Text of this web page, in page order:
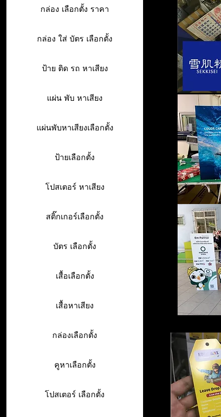
กล่อง เลือกตั้ง ราคา
กล่อง ใส่ บัตร เลือกตั้ง
ป้าย ติด รถ หาเสียง
แผ่น พับ หาเสียง
แผ่นพับหาเสียงเลือกตั้ง
ป้ายเลือกตั้ง
โปสเตอร์ หาเสียง
สติ๊กเกอร์เลือกตั้ง
บัตร เลือกตั้ง
เสื้อเลือกตั้ง
เสื้อหาเสียง
กล่องเลือกตั้ง
คูหาเลือกตั้ง
โปสเตอร์ เลือกตั้ง